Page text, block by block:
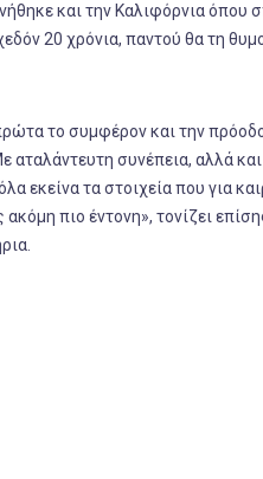
και την Καλιφόρνια όπου
20 χρόνια, παντού θα τη
το συμφέρον και την
συνέπεια, αλλά
εκείνα τα στοιχεία που για
πιο έντονη», τονίζει